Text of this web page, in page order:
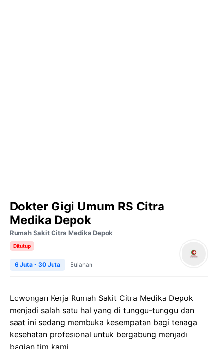
Dokter Gigi Umum RS Citra
Medika Depok
Rumah Sakit Citra Medika Depok
Ditutup
6 Juta - 30 Juta Bulanan
Lowongan Kerja Rumah Sakit Citra Medika Depok
menjadi salah satu hal yang di tunggu-tunggu dan
saat ini sedang membuka kesempatan bagi tenaga
kesehatan profesional untuk bergabung menjadi
bagian tim kami.